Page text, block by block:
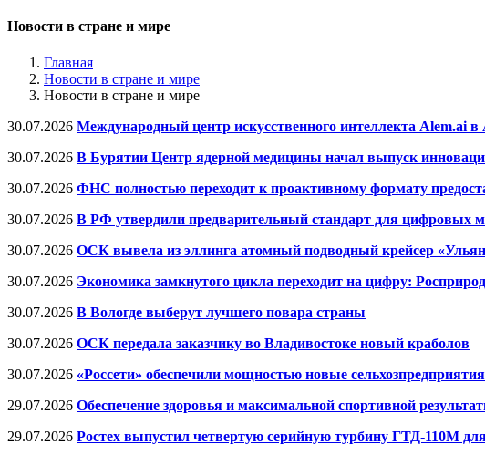
Новости в стране и мире
Главная
Новости в стране и мире
Новости в стране и мире
30.07.2026 Международный центр искусственного интеллекта Alem.ai
30.07.2026 В Бурятии Центр ядерной медицины начал выпуск
30.07.2026 ФНС полностью переходит к проактивному формату
30.07.2026 В РФ утвердили предварительный стандарт для цифровых
30.07.2026 ОСК вывела из эллинга атомный подводный крейсер
30.07.2026 Экономика замкнутого цикла переходит на цифру:
30.07.2026 В Вологде выберут лучшего повара страны
30.07.2026 ОСК передала заказчику во Владивостоке новый краболов
30.07.2026 «Россети» обеспечили мощностью новые
29.07.2026 Обеспечение здоровья и максимальной спортивной
29.07.2026 Ростех выпустил четвертую серийную турбину ГТД-110М